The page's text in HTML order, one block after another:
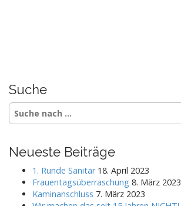
Suche
S
e
c
Neueste Beiträge
1. Runde Sanitär 18. April 2023
Frauentagsüberraschung 8. März 2023
Kaminanschluss 7. März 2023